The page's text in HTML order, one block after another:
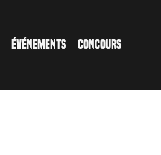
ÉVÉNEMENTS CONCOURS